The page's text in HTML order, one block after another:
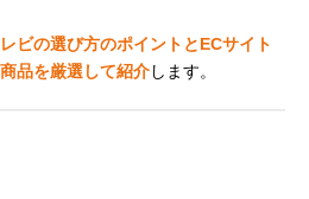
ビの選び方のポイントとECサイト
品を厳選して紹介します。